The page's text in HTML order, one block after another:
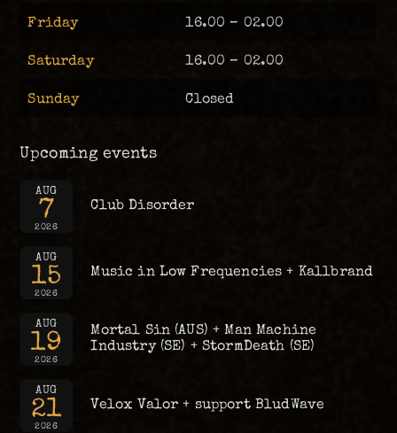
Friday 16.00 – 02.00
Saturday 16.00 – 02.00
Sunday Closed
Upcoming events
AUG
7
2026
Club Disorder
AUG
15
2026
Music in Low Frequencies + Kallbrand
AUG
19
2026
Mortal Sin (AUS) + Man Machine
Industry (SE) + StormDeath (SE)
AUG
21
2026
Velox Valor + support BludWave